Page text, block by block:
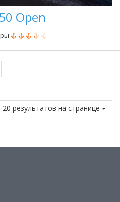
Open
20 результатов на странице